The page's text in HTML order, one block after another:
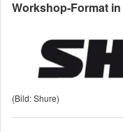
Workshop-Format
(Bild: Shure)